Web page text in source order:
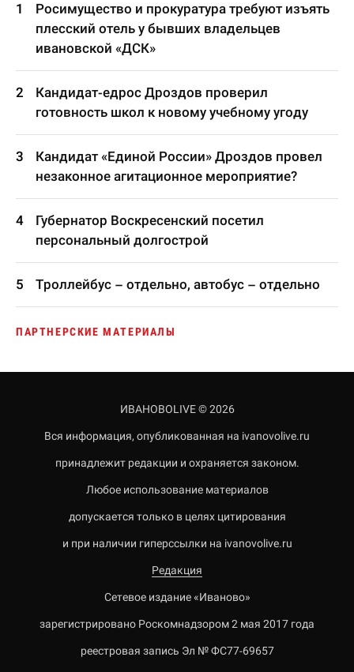
Росимущество и прокуратура требуют изъять
плесский отель у бывших владельцев
ивановской «ДСК»
Кандидат-едрос Дроздов проверил
готовность школ к новому учебному угоду
Кандидат «Единой России» Дроздов провел
незаконное агитационное мероприятие?
Губернатор Воскресенский посетил
персональный долгострой
Троллейбус – отдельно, автобус – отдельно
ПАРТНЕРСКИЕ МАТЕРИАЛЫ
ИВАНОВОLIVE © 2026
Вся информация, опубликованная на ivanovolive.ru
принадлежит редакции и охраняется законом.
Любое использование материалов
допускается только в целях цитирования
и при наличии гиперссылки на ivanovolive.ru
Редакция
Сетевое издание «Иваново»
зарегистрировано Роскомнадзором 2 мая 2017 года
реестровая запись Эл № ФС77-69657